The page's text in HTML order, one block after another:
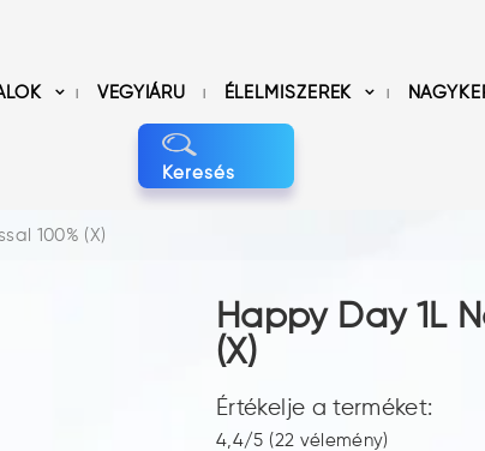
VEGYIÁRU ÉLELMISZEREK
Keresés
100% (X)
Happy Day 1L
(X)
Értékelje a terméket:
4,4/5 (22 vélemény)